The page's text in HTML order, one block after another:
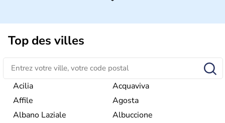
Cimenteries, pétrole et textiles sont les autres industries
phare duLatium, porté par ailleurs par une forte activité
touristique grâce àRome
Top des villes
Acilia
Acquaviva
Affile
Agosta
Albano Laziale
Albuccione